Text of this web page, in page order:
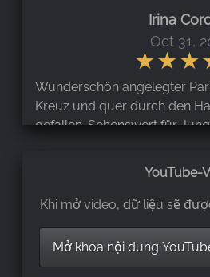
Irina
Oct 31,
Wunderschön angelegter
Kreuz und quer durch den
gefallen. Sehenswert für
im Harz und mit viel Liebe
hervorragend zu den
Anlage.
YouTube-
Khi mở video, dữ liệu sẽ
Mở khóa nội dung